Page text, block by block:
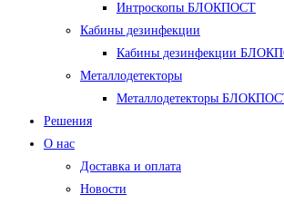
Интроскопы БЛОКПОСТ
Кабины дезинфекции
Кабины дезинфекции
Металлодетекторы
Металлодетекторы
Решения
О нас
Доставка и оплата
Новости